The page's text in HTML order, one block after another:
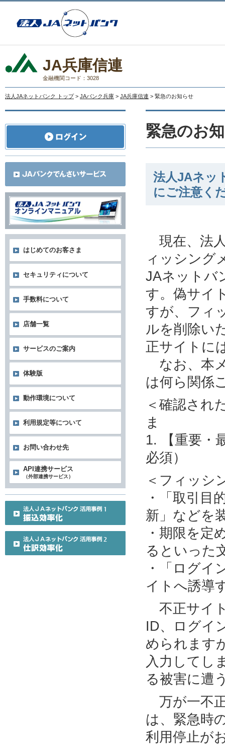
JA兵庫信連
金融機関コード：3028
法人JAネットバンク トップ > JAバンク兵庫 > JA兵庫信連 > 緊急のお知らせ
緊急のお
法人JAネッ
にご注意く
現在、法
ィッシング
JAネットバ
す。偽サイ
すが、フィ
ルを削除い
正サイトに
なお、本
は何ら関係
＜確認され
ま
1. 【重要・
必須）
＜フィッシ
・「取引目
新」などを
・期限を定
るといった
・「ログイ
イトへ誘導
不正サイ
ID、ログイ
められます
入力してし
る被害に遭
万が一不
は、緊急時
利用停止が
はじめてのお客さま
セキュリティについて
手数料について
店舗一覧
サービスのご案内
体験版
動作環境について
利用規定等について
お問い合わせ先
API連携サービス
（外部連携サービス）